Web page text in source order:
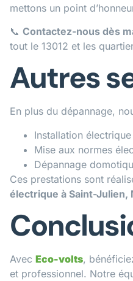
mettons un point
📞 Contactez-nous dès
tout le 13012 et les
Autres
En plus du dépannage,
Installation
Mise aux normes
Dépannage
Ces prestations sont
électrique à Saint-Julien,
Avec Eco-volts,
et professionnel. Notre